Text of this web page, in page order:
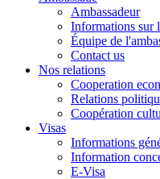
Ambassadeur
Informations sur
Équipe de
Contact us
Nos relations
Cooperation
Relations
Coopération
Visas
Informations
Information
E-Visa